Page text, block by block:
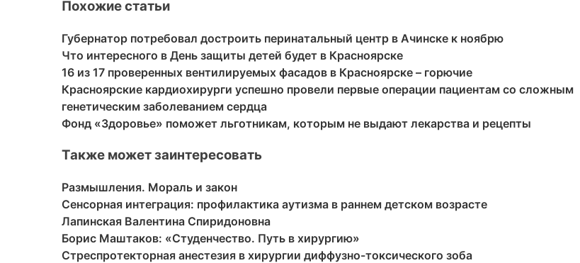
Похожие статьи
Губернатор потребовал достроить перинатальный центр в Ачинске к ноябрю
Что интересного в День защиты детей будет в Красноярске
16 из 17 проверенных вентилируемых фасадов в Красноярске – горючие
Красноярские кардиохирурги успешно провели первые операции пациентам со сложным
генетическим заболеванием сердца
Фонд «Здоровье» поможет льготникам, которым не выдают лекарства и рецепты
Также может заинтересовать
Размышления. Мораль и закон
Сенсорная интеграция: профилактика аутизма в раннем детском возрасте
Лапинская Валентина Спиридоновна
Борис Маштаков: «Студенчество. Путь в хирургию»
Стреспротекторная анестезия в хирургии диффузно-токсического зоба